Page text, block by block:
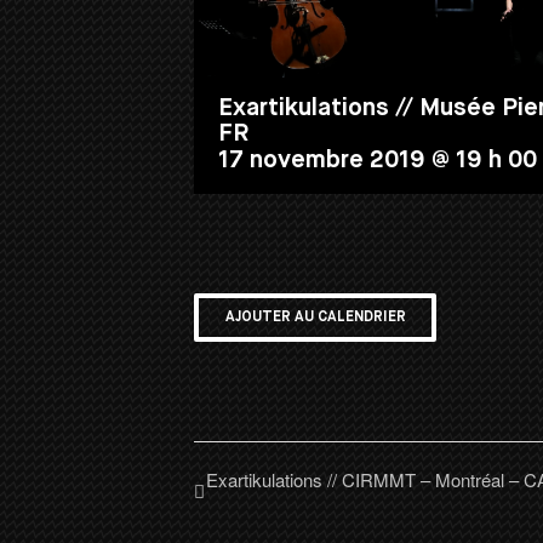
Exartikulations // Musée
FR
17 novembre 2019 @ 19 h 00
AJOUTER AU CALENDRIER
Exartikulations // CIRMMT – Montréal –